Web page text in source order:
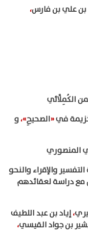
بن علي بن فارس،
الكُمِلَّائي
في«الصحيحِ»،و
المنصوري
والإقراء والنحو
مع دراسة لعقائدهم
،إياد بن عبد اللطيف
بن جواد القيسي،